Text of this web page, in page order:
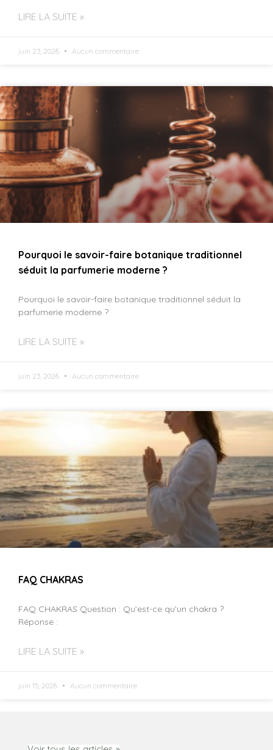
LIRE LA SUITE »
juin 23, 2026 Aucun commentaire
Pourquoi le savoir-faire botanique traditionnel
séduit la parfumerie moderne ?
Pourquoi le savoir-faire botanique traditionnel séduit la
parfumerie moderne ?
LIRE LA SUITE »
juin 23, 2026 Aucun commentaire
FAQ CHAKRAS
FAQ CHAKRAS Question : Qu’est-ce qu’un chakra ?
Réponse :
LIRE LA SUITE »
juin 15, 2026 Aucun commentaire